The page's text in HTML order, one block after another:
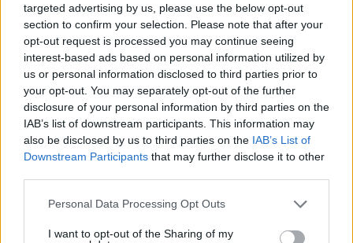
targeted advertising by us, please use the below opt-out
section to confirm your selection. Please note that after your
opt-out request is processed you may continue seeing
interest-based ads based on personal information utilized by
us or personal information disclosed to third parties prior to
your opt-out. You may separately opt-out of the further
disclosure of your personal information by third parties on the
IAB’s list of downstream participants. This information may
also be disclosed by us to third parties on the IAB’s List of
Downstream Participants that may further disclose it to other
Please note that this website/app uses one or more Google
not limited to your visit or usage behaviour. You may click to
Personal Data Processing Opt Outs
I want to opt-out of the Sharing of my
ότι υπάρχει σύγκλιση για το ουδέτερο
καθεστώς της Ουκρανίας, και τη μη ένταξή της
στο ΝΑΤΟ, η άλλη πλευρά εμφανιζόταν σε
διαφορετικό κλίμα.
ΟΜιχαΐλο Ποντόλιακ, ο οποίος ηγείται της
ουκρανικής αντιπροσωπεία, σημείωνε ότι οι
θέσεις του Κιέβου παραμένουν αμετάβλητες,
στρατευμάτων και την παροχή εγγυήσεων
ασφαλείας. Όπως έγραψε στο Twitter ο